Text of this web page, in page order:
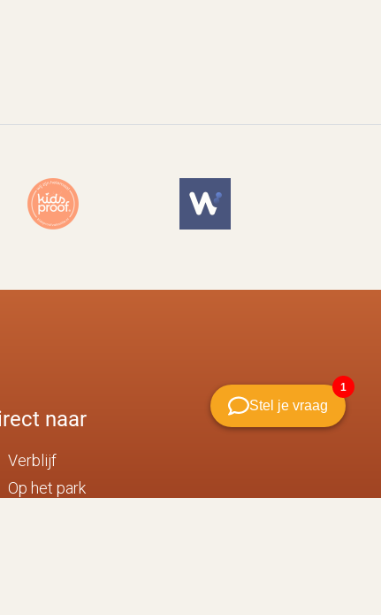
naar
Verblijf
Op het park